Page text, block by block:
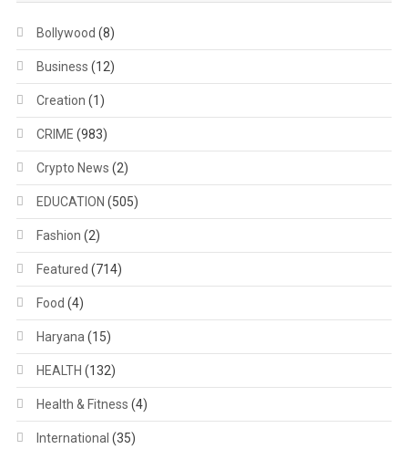
Bollywood (8)
Business (12)
Creation (1)
CRIME (983)
Crypto News (2)
EDUCATION (505)
Fashion (2)
Featured (714)
Food (4)
Haryana (15)
HEALTH (132)
Health & Fitness (4)
International (35)